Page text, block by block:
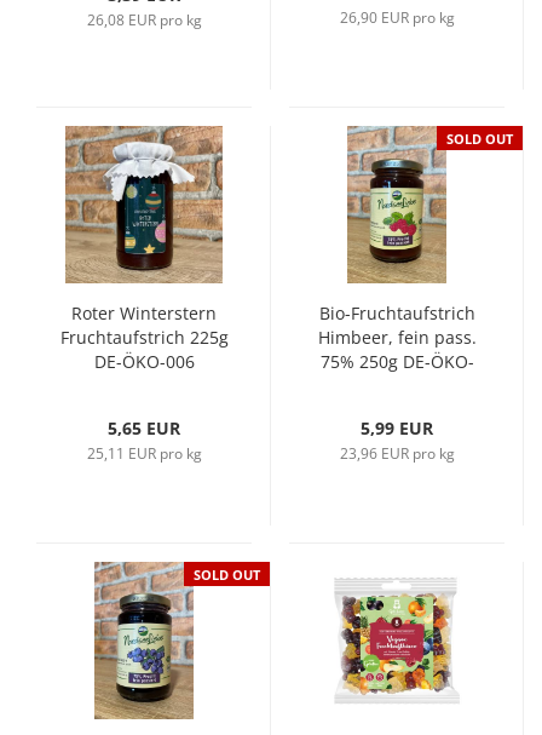
26,08 EUR pro kg 26,90 EUR pro kg
Roter Winterstern
Fruchtaufstrich 225g
DE-ÖKO-006
5,65 EUR
25,11 EUR pro kg
SOLD OUT
Bio-Fruchtaufstrich
Himbeer, fein pass.
75% 250g DE-ÖKO-
5,99 EUR
23,96 EUR pro kg
SOLD OUT